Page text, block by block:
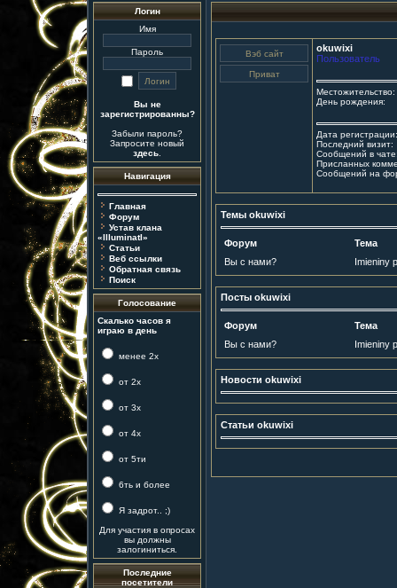
Логин
Имя
Пароль
Вы не
зарегистрированны?
Забыли пароль?
Запросите новый
здесь.
Навигация
Главная
Форум
Устав клана
«IlluminatI»
Статьи
Веб ссылки
Обратная связь
Поиск
Голосование
Скалько часов я
играю в день
менее 2х
от 2х
от 3х
от 4х
от 5ти
6ть и более
Я задрот.. ;)
Для участия в опросах
вы должны
залогиниться.
Последние
посетители
okuwixi
Пользователь
Местожительство:
День рождения:
Дата регистрации:
Последний визит:
Сообщений в
Присланных
Сообщений на
Темы okuwixi
Форум
Тема
Вы с нами?
Imieniny
Посты okuwixi
Форум
Тема
Вы с нами?
Imieniny
Новости okuwixi
Статьи okuwixi